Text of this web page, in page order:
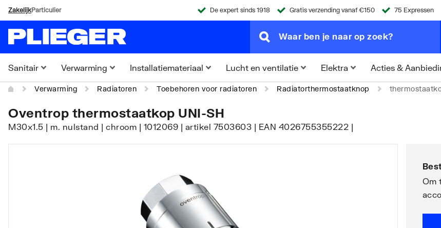
ZakelijkParticulier De expert sinds 1918 Gratis verzending vanaf €150 75 Expressen
Sanitair Verwarming Installatiemateriaal Lucht en ventilatie Elektra Acties &
Verwarming Radiatoren Toebehoren voor radiatoren Radiatorthermostaatknop
Oventrop thermostaatkop UNI-SH
M30x1.5 | m. nulstand | chroom | 1012069 | artikel 7503603 | EAN 4026755355222 |
Om